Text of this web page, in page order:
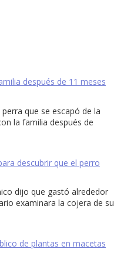
después de 11 meses
que se escapó de la
la familia después de
descubrir que el perro
dijo que gastó alrededor
examinara la cojera de su
de plantas en macetas